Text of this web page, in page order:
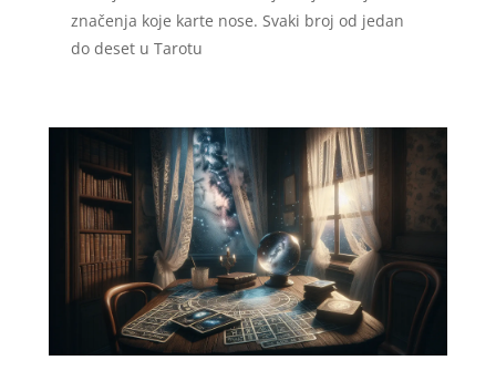
značenja koje karte nose. Svaki broj od jedan
do deset u Tarotu